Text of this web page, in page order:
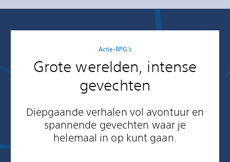
Actie-RPG's
Grote werelden, intense
gevechten
Diepgaande verhalen vol avontuur en
spannende gevechten waar je
helemaal in op kunt gaan.